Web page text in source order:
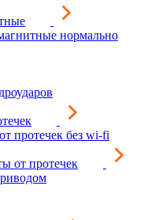
нормально
протечек без wi-fi
от протечек